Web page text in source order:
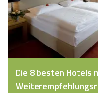
Die 8 besten Hotels